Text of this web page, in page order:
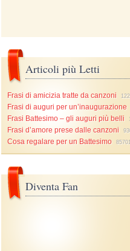
Articoli più Letti
Frasi di amicizia tratte da canzoni
Frasi di auguri per un’inaugurazione
Frasi Battesimo – gli auguri più belli
Frasi d’amore prese dalle canzoni
Cosa regalare per un Battesimo
Diventa Fan